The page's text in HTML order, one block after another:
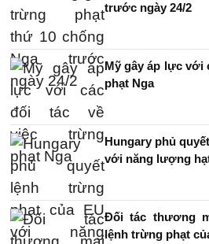
trước ngày 24/2
Mỹ gây áp lực với
phạt Nga
Hungary phủ
với năng lượng
Đối tác thương
lệnh trừng phạt